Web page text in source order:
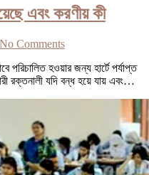
এবং করণীয় কী
No Comments
পরিচালিত হওয়ার জন্য হার্টে পর্যাপ্ত
রক্তনালী যদি বন্ধ হয়ে যায় এবং…